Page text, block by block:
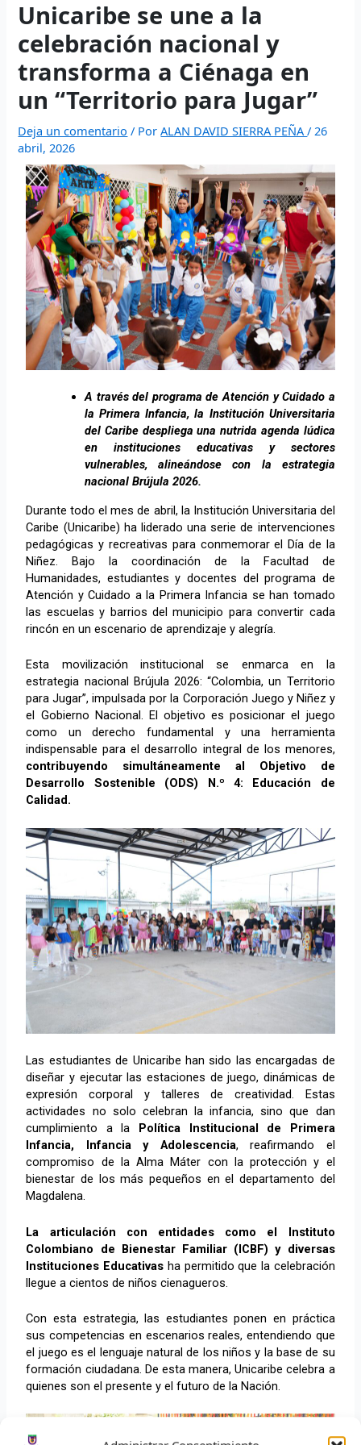
website
- Execute fast trades and manage liquidity with low
slippage.
polymarket
- trade on real-world event outcomes with low
fees.
Polymarket- place informed bets and hedge crypto risk
efficiently.
Unicaribe se une a la
celebración nacional y
transforma a Ciénaga en
un “Territorio para Jugar”
Deja un comentario / PorALAN DAVID SIERRA PEÑA/ 26
abril, 2026
A través del programa de Atención y Cuidado a
la Primera Infancia, la Institución Universitaria
del Caribe despliega una nutrida agenda lúdica
en instituciones educativas y sectores
vulnerables, alineándose con la estrategia
nacional Brújula 2026.
Durante todo el mes de abril, la Institución Universitaria del
Caribe (Unicaribe) ha liderado una serie de intervenciones
pedagógicas y recreativas para conmemorar el Día de la
Niñez. Bajo la coordinación de la Facultad de
Humanidades, estudiantes y docentes del programa de
Atención y Cuidado a la Primera Infancia se han tomado
las escuelas y barrios del municipio para convertir cada
rincón en un escenario de aprendizaje y alegría.
Esta movilización institucional se enmarca en la
estrategia nacional Brújula 2026: “Colombia, un Territorio
para Jugar”, impulsada por la Corporación Juego y Niñez y
el Gobierno Nacional. El objetivo es posicionar el juego
como un derecho fundamental y una herramienta
indispensable para el desarrollo integral de los menores,
contribuyendo simultáneamente al Objetivo de
Desarrollo Sostenible (ODS) N.º 4: Educación de
Calidad.
Las estudiantes de Unicaribe han sido las encargadas de
diseñar y ejecutar las estaciones de juego, dinámicas de
expresión corporal y talleres de creatividad. Estas
actividades no solo celebran la infancia, sino que dan
cumplimiento a la Política Institucional de Primera
Infancia, Infancia y Adolescencia, reafirmando el
compromiso de la Alma Máter con la protección y el
bienestar de los más pequeños en el departamento del
Magdalena.
La articulación con entidades como el Instituto
Colombiano de Bienestar Familiar (ICBF) y diversas
Instituciones Educativas ha permitido que la celebración
llegue a cientos de niños cienagueros.
Con esta estrategia, las estudiantes ponen en práctica
sus competencias en escenarios reales, entendiendo que
el juego es el lenguaje natural de los niños y la base de su
formación ciudadana. De esta manera, Unicaribe celebra a
quienes son el presente y el futuro de la Nación.